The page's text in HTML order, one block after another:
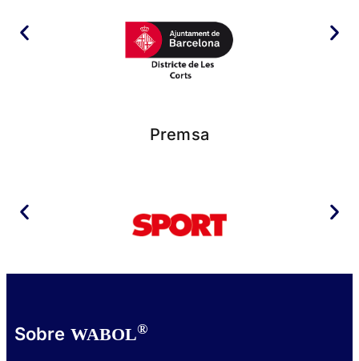
Premsa
Sobre WABOL®